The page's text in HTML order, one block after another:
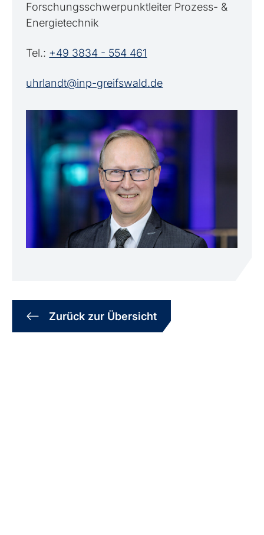
Forschungsschwerpunktleiter Prozess- &
Energietechnik
Tel.: +49 3834 - 554 461
uhrlandt@inp-greifswald.de
Zurück zur Übersicht